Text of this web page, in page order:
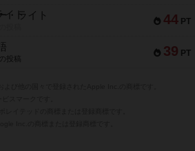
44 PT
・ライト
39 PT
投稿